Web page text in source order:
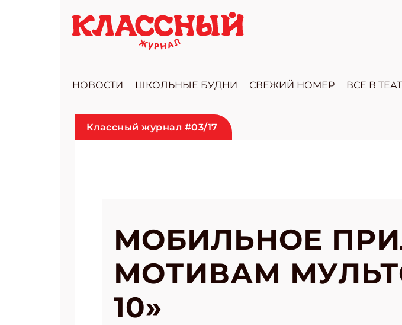
НОВОСТИ ШКОЛЬНЫЕ БУДНИ СВЕЖИЙ НОМЕР ВСЕ В
Классный журнал #03/17
МОБИЛЬНОЕ
МОТИВАМ
10»